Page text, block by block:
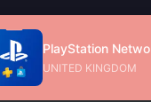
UNITED KINGDOM